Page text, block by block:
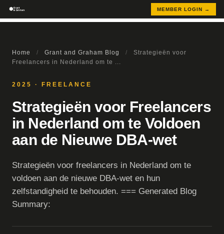
MEMBER LOGIN →
Home / Grant and Graham Blog /
Strategieën voor
Freelancers in Nederland om te ...
2025 · FREELANCE
Strategieën voor Freelancers
in Nederland om te Voldoen
aan de Nieuwe DBA-wet
Strategieën voor freelancers in Nederland om te
voldoen aan de nieuwe DBA-wet en hun
zelfstandigheid te behouden. === Generated Blog
Summary: